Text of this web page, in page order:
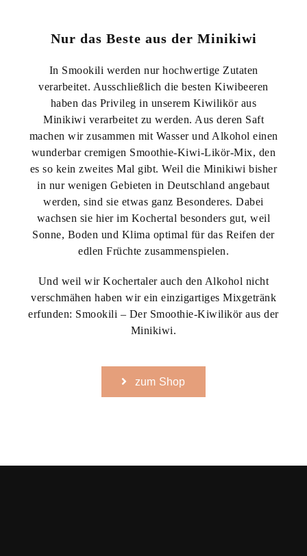
Nur das Beste aus der Minikiwi
In Smookili werden nur hochwertige Zutaten
verarbeitet. Ausschließlich die besten Kiwibeeren
haben das Privileg in unserem Kiwilikör aus
Minikiwi verarbeitet zu werden. Aus deren Saft
machen wir zusammen mit Wasser und Alkohol einen
wunderbar cremigen Smoothie-Kiwi-Likör-Mix, den
es so kein zweites Mal gibt. Weil die Minikiwi bisher
in nur wenigen Gebieten in Deutschland angebaut
werden, sind sie etwas ganz Besonderes. Dabei
wachsen sie hier im Kochertal besonders gut, weil
Sonne, Boden und Klima optimal für das Reifen der
edlen Früchte zusammenspielen.
Und weil wir Kochertaler auch den Alkohol nicht
verschmähen haben wir ein einzigartiges Mixgetränk
erfunden: Smookili – Der Smoothie-Kiwilikör aus der
Minikiwi.
zum Shop